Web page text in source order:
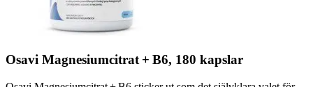
Osavi Magnesiumcitrat + B6, 180 kapslar